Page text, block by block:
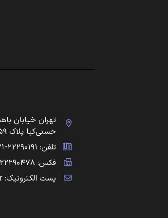
تهران خیابان
حسنی‌کیا پلاک ۵۹
تلفن: ۲۲۲۹۰۱۹۱-۰۲۱ الی ۵
فکس: ۲۲۲۹۰۴۷۸
پست الکترونیک: info@icpikw.ir